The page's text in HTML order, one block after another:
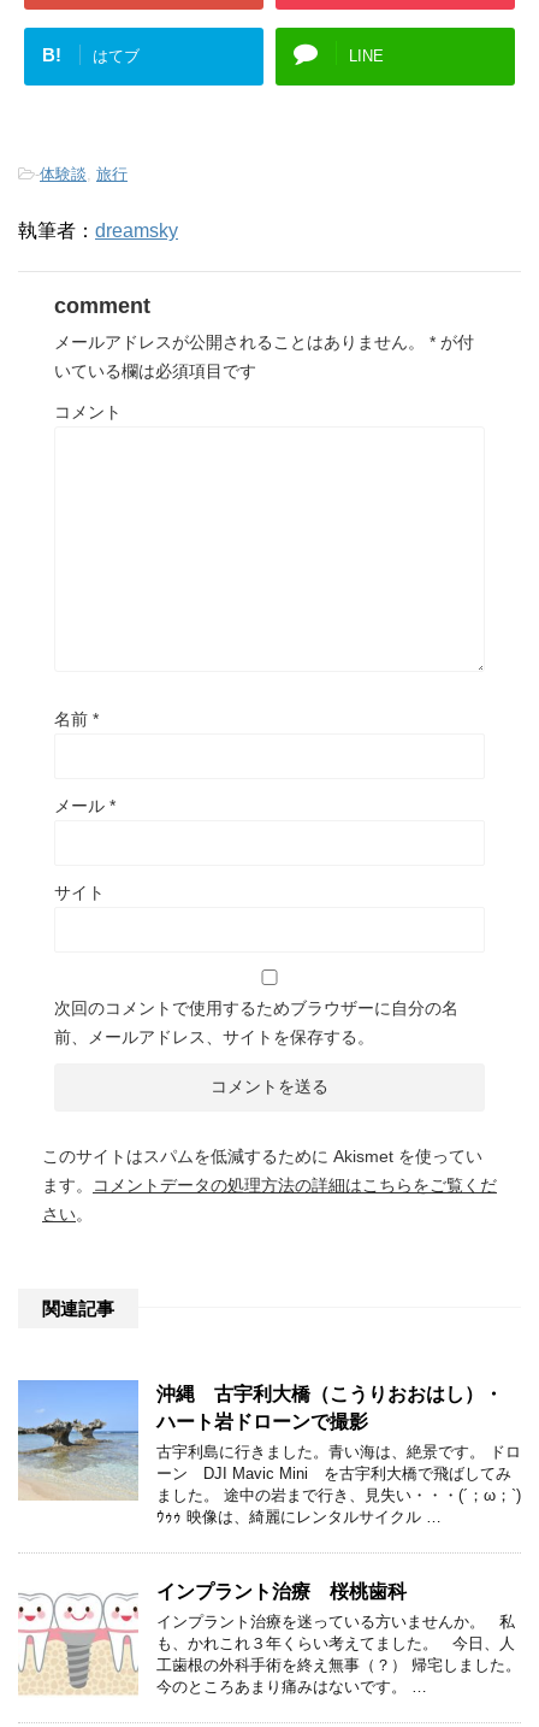
B! はてブ LINE
-体験談 旅行
執筆者： dreamsky
comment
メールアドレスが公開されることはありません。 * が付
いている欄は必須項目です
コメント
名前 *
メール *
サイト
次回のコメントで使用するためブラウザーに自分の名
前、メールアドレス、サイトを保存する。
このサイトはスパムを低減するために Akismet を使ってい
ます。
コメントデータの処理方法の詳細はこちらをご覧くだ
さい。
関連記事
沖縄 古宇利大橋（こうりおおはし）・
ハート岩ドローンで撮影
古宇利島に行きました。青い海は、絶景です。 ドロ
ーン DJI Mavic Mini を古宇利大橋で飛ばしてみ
ました。 途中の岩まで行き、見失い・・・(´；ω；`)
ｳｩｩ 映像は、綺麗にレンタルサイクル …
インプラント治療 桜桃歯科
インプラント治療を迷っている方いませんか。 私
も、かれこれ３年くらい考えてました。 今日、人
工歯根の外科手術を終え無事（？） 帰宅しました。
今のところあまり痛みはないです。 …